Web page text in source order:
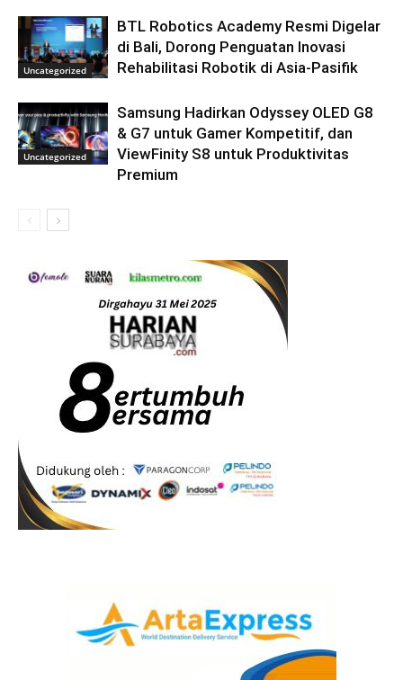
Uncategorized
BTL Robotics Academy Resmi Digelar
di Bali, Dorong Penguatan Inovasi
Rehabilitasi Robotik di Asia-Pasifik
Uncategorized
Samsung Hadirkan Odyssey OLED G8
& G7 untuk Gamer Kompetitif, dan
ViewFinity S8 untuk Produktivitas
Premium